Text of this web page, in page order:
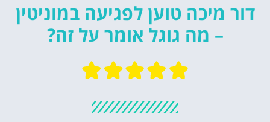
דור מיכה טוען לפגיעה במוניטין
– מה גוגל אומר על זה?